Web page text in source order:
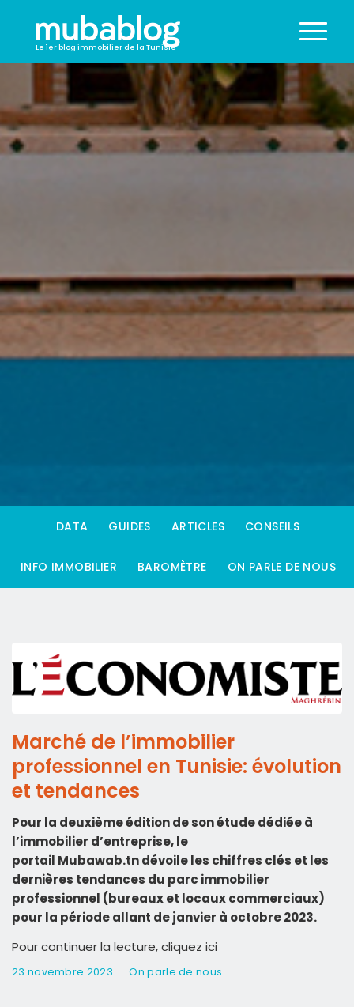
Le 1er blog immobilier de la Tunisie
DATA GUIDES ARTICLES CONSEILS
INFO IMMOBILIER BAROMÈTRE ON PARLE DE NOUS
Marché de l’immobilier
professionnel en Tunisie: évolution
et tendances
Pour la deuxième édition de son étude dédiée à
l’immobilier d’entreprise, le
portail Mubawab.tndévoile les chiffres clés et les
dernières tendances du parc immobilier
professionnel (bureaux et locaux commerciaux)
pour la période allant de janvier à octobre 2023.
Pour continuer la lecture, cliquez ici
23 novembre 2023 - On parle de nous